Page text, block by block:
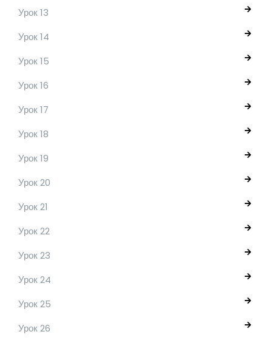
Урок 13
Урок 14
Урок 15
Урок 16
Урок 17
Урок 18
Урок 19
Урок 20
Урок 21
Урок 22
Урок 23
Урок 24
Урок 25
Урок 26